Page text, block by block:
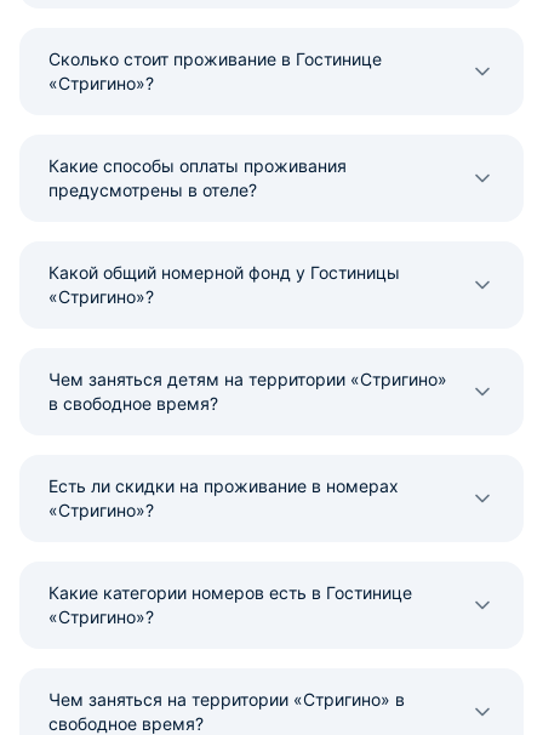
Сколько стоит проживание в Гостинице
«Стригино»?
Какие способы оплаты проживания
предусмотрены в отеле?
Какой общий номерной фонд у Гостиницы
«Стригино»?
Чем заняться детям на территории «Стригино»
в свободное время?
Есть ли скидки на проживание в номерах
«Стригино»?
Какие категории номеров есть в Гостинице
«Стригино»?
Чем заняться на территории «Стригино» в
свободное время?